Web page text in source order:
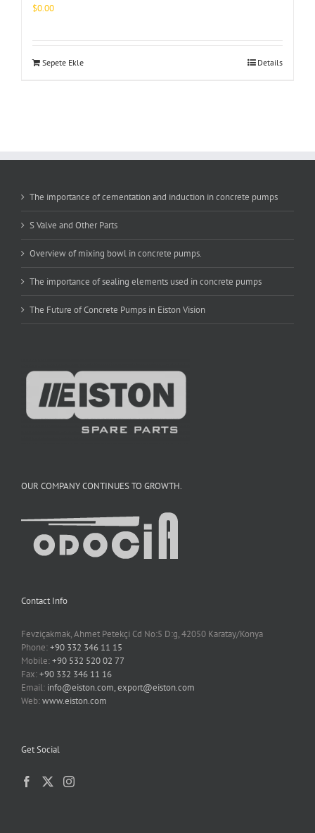
$0.00
Sepete Ekle Details
The importance of cementation and induction in concrete pumps
S Valve and Other Parts
Overview of mixing bowl in concrete pumps.
The importance of sealing elements used in concrete pumps
The Future of Concrete Pumps in Eiston Vision
OUR COMPANY CONTINUES TO GROWTH.
Contact Info
Fevziçakmak, Ahmet Petekçi Cd No:5 D:g, 42050 Karatay/Konya
Phone:+90 332 346 11 15
Mobile:+90 532 520 02 77
Fax:+90 332 346 11 16
Email: info@eiston.com, export@eiston.com
Web:www.eiston.com
Get Social